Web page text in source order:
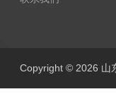
Copyright © 2026 山